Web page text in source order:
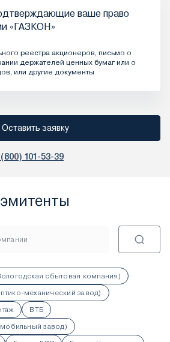
ваше право
«ГАЗКОН»
реестра акционеров, письмо о
держателей ценных бумаг или о
или другие документы
Оставить заявку
(800) 101-53-39
сбытовая компания)
механический завод)
ВТБ
завод)